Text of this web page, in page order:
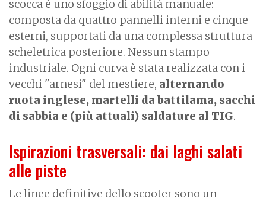
scocca è uno sfoggio di abilità manuale:
composta da quattro pannelli interni e cinque
esterni, supportati da una complessa struttura
scheletrica posteriore. Nessun stampo
industriale. Ogni curva è stata realizzata con i
vecchi "arnesi" del mestiere, alternando
ruota inglese, martelli da battilama, sacchi
di sabbia e (più attuali) saldature al TIG.
Ispirazioni trasversali: dai laghi salati
alle piste
Le linee definitive dello scooter sono un